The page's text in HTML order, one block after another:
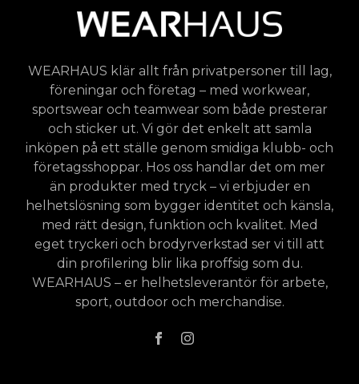
WEARHAUS klär allt från privatpersoner till lag,
föreningar och företag – med workwear,
sportswear och teamwear som både presterar
och sticker ut. Vi gör det enkelt att samla
inköpen på ett ställe genom smidiga klubb- och
företagsshoppar. Hos oss handlar det om mer
än produkter med tryck – vi erbjuder en
helhetslösning som bygger identitet och känsla,
med rätt design, funktion och kvalitet. Med
eget tryckeri och brodyrverkstad ser vi till att
din profilering blir lika proffsig som du.
WEARHAUS – er helhetsleverantör för arbete,
sport, outdoor och merchandise.